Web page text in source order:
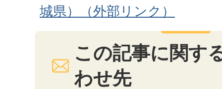
城県）（外部リンク）
この記事に関す
わせ先